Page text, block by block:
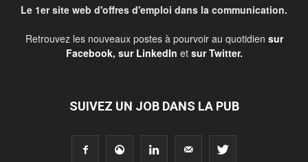
Le 1er site web d'offres d'emploi dans la communication.
Retrouvez les nouveaux postes à pourvoir au quotidien sur
Facebook, sur LinkedIn et sur Twitter.
SUIVEZ UN JOB DANS LA PUB